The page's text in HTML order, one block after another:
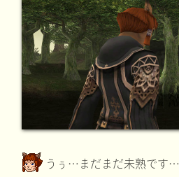
うぅ…まだまだ未熟です…